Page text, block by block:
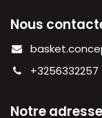
Nous
+3256332257
Notre adresse